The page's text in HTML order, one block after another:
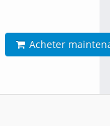
Acheter